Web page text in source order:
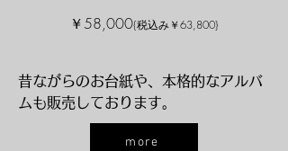
​￥58,000{税込み￥63,800}
昔ながらのお台紙や、本格的なアルバ
ムも販売しております。​​​
more